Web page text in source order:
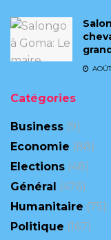
Catégories
Business (9)
Economie (88)
Elections (48)
Général (476)
Humanitaire (75)
Politique (167)